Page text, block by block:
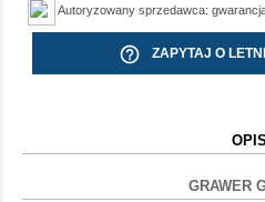
Autoryzowany sprzedawca:
help_outline ZAPYTAJ O
OPIS
GRAWER